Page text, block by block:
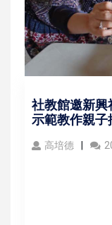
社教館邀新
示範教作親子
高培德